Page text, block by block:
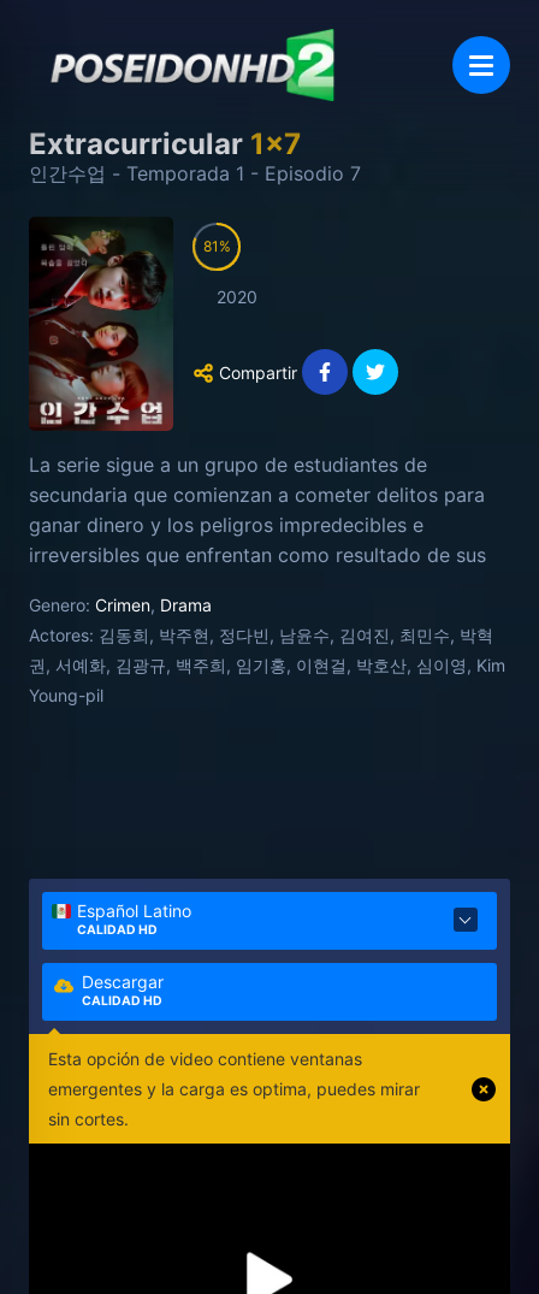
Extracurricular 1x7
인간수업 - Temporada 1 - Episodio 7
81
2020
Compartir
La serie sigue a un grupo de estudiantes de
secundaria que comienzan a cometer delitos para
ganar dinero y los peligros impredecibles e
irreversibles que enfrentan como resultado de sus
joven estudiante modelo de secundaria, sin
embargo en realidad es el autor intelectual de una
serie de actividades criminales que van más allá de
la imaginación de sus compañeros de clases, ya que
con la imprudente alborotadora Seo Min-hee y la
rica Bae Gyu-ri, dos jóvenes estudiantes que asisten
a la misma escuela que Ji-soo, y que pronto
terminan involucradas en sus crímenes.
Genero: Crimen, Drama
Actores: 김동희, 박주현, 정다빈, 남윤수, 김여진, 최민수, 박혁
권, 서예화, 김광규, 백주희, 임기홍, 이현걸, 박호산, 심이영, Kim
Young-pil
Español Latino
CALIDAD HD
Descargar
CALIDAD HD
Esta opción de video contiene ventanas
emergentes y la carga es optima, puedes mirar
sin cortes.